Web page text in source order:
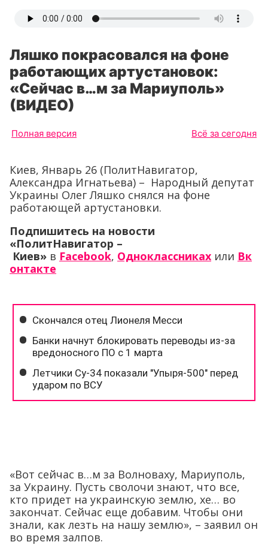
Ляшко покрасовался на фоне
работающих артустановок:
«Сейчас в…м за Мариуполь»
(ВИДЕО)
Полная версия Всё за сегодня
Киев, Январь 26 (ПолитНавигатор,
Александра Игнатьева) – Народный депутат
Украины Олег Ляшко снялся на фоне
работающей артустановки.
Подпишитесь на новости
«ПолитНавигатор –
Киев» в Facebook, Одноклассниках или Вк
онтакте
«Вот сейчас в…м за Волноваху, Мариуполь,
за Украину. Пусть сволочи знают, что все,
кто придет на украинскую землю, хе… во
закончат. Сейчас еще добавим. Чтобы они
знали, как лезть на нашу землю», – заявил он
во время залпов.